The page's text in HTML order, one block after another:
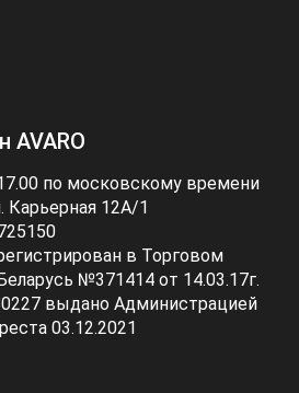
AVARO
по московскому времени
Карьерная 12А/1
в Торговом
№371414 от 14.03.17г.
выдано Администрацией
03.12.2021